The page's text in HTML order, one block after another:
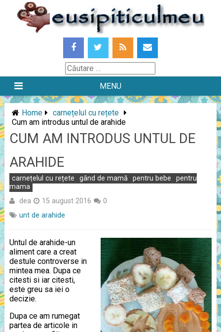
content
Căutare
MENU
Home
carnețelul cu rețete
Cum am introdus untul de arahide
CUM AM INTRODUS UNTUL DE
ARAHIDE
carnețelul cu rețete gând de mamă pentru bebe
pentru
mama
dea 15 august 2016
0
unt de arahide
Untul de arahide-un
aliment care a creat
destule controverse in
mintea mea. Dupa ce
citesti si iar citesti,
este greu sa iei o
decizie.
Dupa ce am rumegat
partea de articole in